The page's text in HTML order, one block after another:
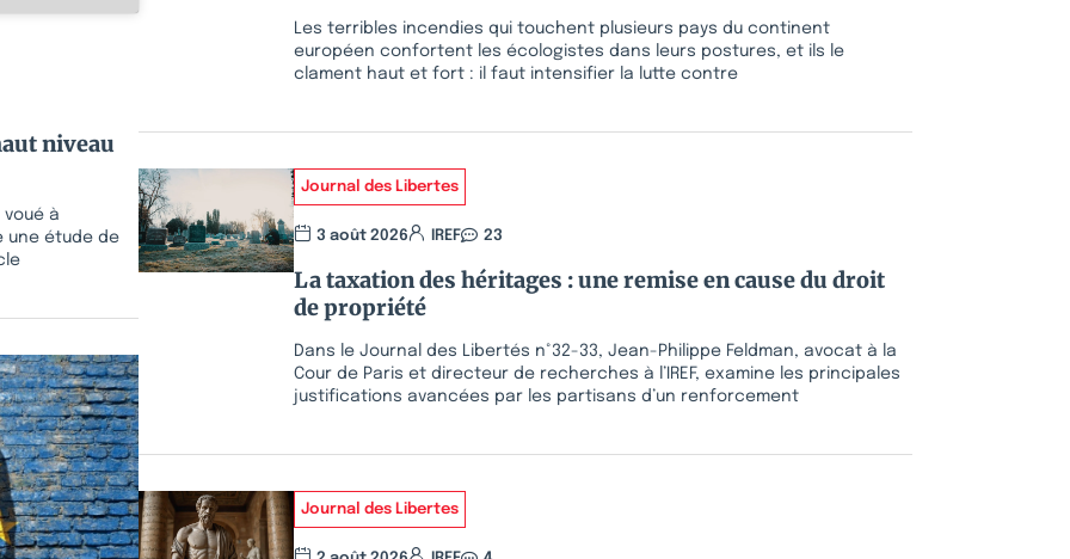
niveau
à
une étude de
Les terribles incendies qui touchent plusieurs pays du continent
européen confortent les écologistes dans leurs postures, et ils le
clament haut et fort : il faut intensifier la lutte contre
Journal des Libertes
3 août 2026 IREF 23
La taxation des héritages : une remise en cause du droit
de propriété
Dans le Journal des Libertés n°32-33, Jean-Philippe Feldman, avocat à la
Cour de Paris et directeur de recherches à l’IREF, examine les principales
justifications avancées par les partisans d’un renforcement
Journal des Libertes